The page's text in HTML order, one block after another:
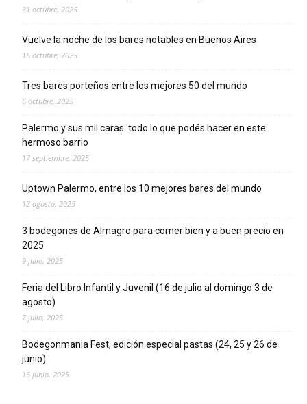
31 octubre, 2025
Vuelve la noche de los bares notables en Buenos Aires
16 octubre, 2025
Tres bares porteños entre los mejores 50 del mundo
6 octubre, 2025
Palermo y sus mil caras: todo lo que podés hacer en este
hermoso barrio
17 septiembre, 2025
Uptown Palermo, entre los 10 mejores bares del mundo
12 agosto, 2025
3 bodegones de Almagro para comer bien y a buen precio en
2025
9 julio, 2025
Feria del Libro Infantil y Juvenil (16 de julio al domingo 3 de
agosto)
7 julio, 2025
Bodegonmania Fest, edición especial pastas (24, 25 y 26 de
junio)
16 junio, 2025